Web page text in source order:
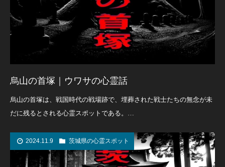
烏山の首塚｜ウワサの心霊話
烏山の首塚は、戦国時代の戦場跡で、埋葬された戦士たちの無念が未
だに残るとされる心霊スポットである。…
2024.11.9 茨城県の心霊スポット